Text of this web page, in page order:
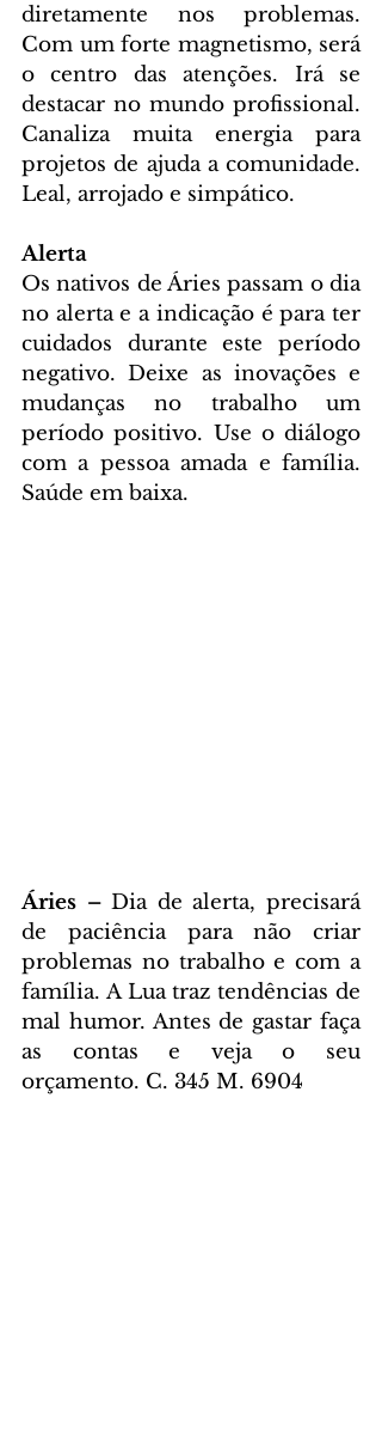
diretamente nos problemas.
Com um forte magnetismo, será
o centro das atenções. Irá se
destacar no mundo profissional.
Canaliza muita energia para
projetos de ajuda a comunidade.
Leal, arrojado e simpático.
Alerta
Os nativos de Áries passam o dia
no alerta e a indicação é para ter
cuidados durante este período
negativo. Deixe as inovações e
mudanças no trabalho um
período positivo. Use o diálogo
com a pessoa amada e família.
Saúde em baixa.
Áries – Dia de alerta, precisará
de paciência para não criar
problemas no trabalho e com a
família. A Lua traz tendências de
mal humor. Antes de gastar faça
as contas e veja o seu
orçamento. C. 345 M. 6904